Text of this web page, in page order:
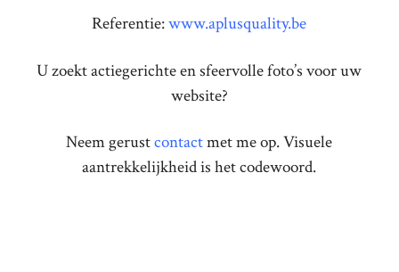
Referentie:www.aplusquality.be
U zoekt actiegerichte en sfeervolle foto’s voor uw
website?
Neem gerustcontactmet me op. Visuele
aantrekkelijkheid is het codewoord.